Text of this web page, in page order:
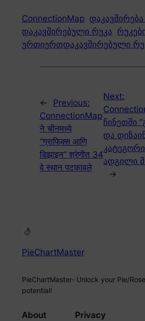
ConnectionMap
დაკავშირებული რუკა
ურთიერთდაკავშირებული
←
Previous:
ConnectionMap
ने चीनमध्ये
“ग्राफिक्स आणि
डिझाइन” श्रेणीत 34
वे स्थान पटकावले
Next:
ჩინეთში
და
ადგილი
→
PieChartMaster
PieChartMaster- Unlock your Pie/
potential!
About Privacy